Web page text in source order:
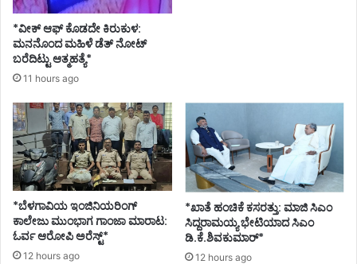
*ವೀಕ್ ಆಫ್ ಕೊಡದೇ ಕಿರುಕುಳ:
ಮನನೊಂದ ಮಹಿಳೆ ಡೆತ್ ನೋಟ್
ಬರೆದಿಟ್ಟು ಆತ್ಮಹತ್ಯೆ*
11 hours ago
*ಬೆಳಗಾವಿಯ ಇಂಜಿನಿಯರಿಂಗ್‌
ಕಾಲೇಜು ಮುಂಭಾಗ ಗಾಂಜಾ ಮಾರಾಟ:
ಓರ್ವ ಆರೋಪಿ ಅರೆಸ್ಟ್*
12 hours ago
*ಖಾತೆ ಹಂಚಿಕೆ ಕಸರತ್ತು: ಮಾಜಿ ಸಿಎಂ
ಸಿದ್ದರಾಮಯ್ಯ ಭೇಟಿಯಾದ ಸಿಎಂ
ಡಿ.ಕೆ.ಶಿವಕುಮಾರ್*
12 hours ago